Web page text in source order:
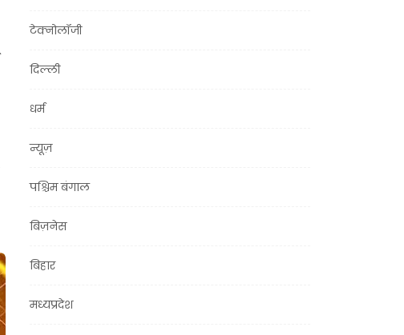
टेक्नोलॉजी
दिल्ली
धर्म
न्यूज़
पश्चिम बंगाल
बिज़नेस
बिहार
मध्यप्रदेश